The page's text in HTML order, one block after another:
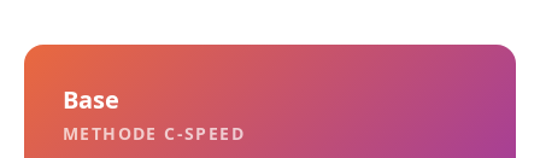
Base
METHODE C-SPEED